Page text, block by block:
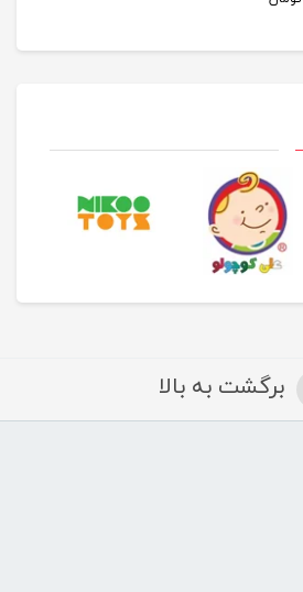
برگشت به بالا